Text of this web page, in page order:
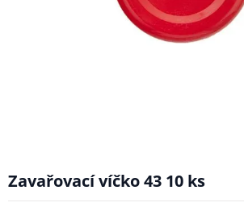
Zavařovací víčko 43 10 ks